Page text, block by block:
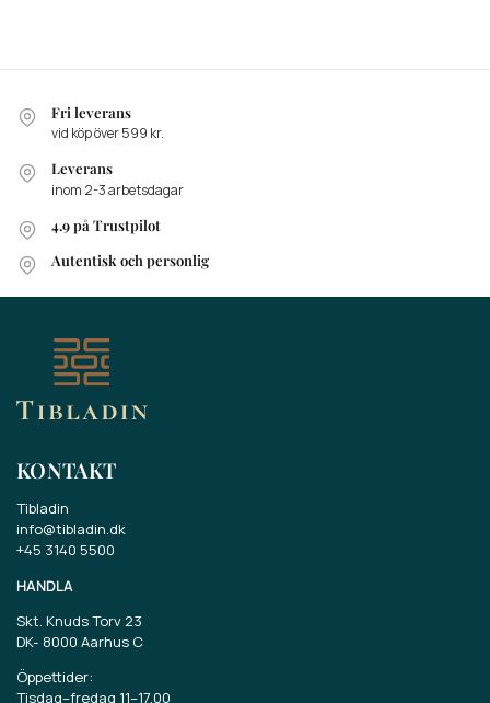
Fri leverans
vid köp över 599 kr.
Leverans
inom 2-3 arbetsdagar
4.9 på Trustpilot
Autentisk och personlig
KONTAKT
Tibladin
info@tibladin.dk
+45 3140 5500
HANDLA
Skt. Knuds Torv 23
DK- 8000 Aarhus C
Öppettider:
Tisdag–fredag 11–17.00